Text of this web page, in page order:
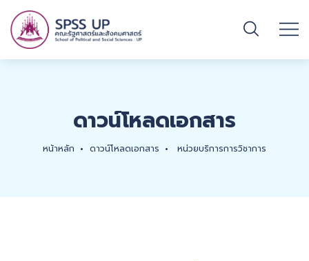
ดาวน์โหลดเอกสาร
หน้าหลัก ดาวน์โหลดเอกสาร หน่วยบริการการวิชาการ